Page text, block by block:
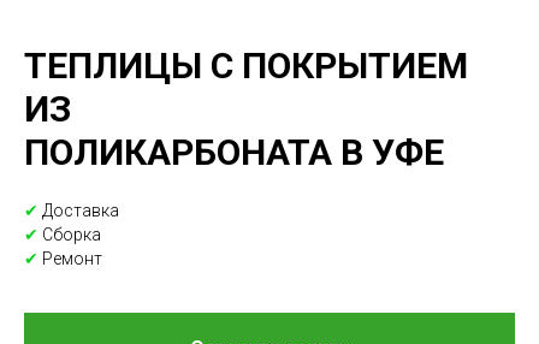
ТЕПЛИЦЫ С ПОКРЫТИЕМ
ИЗ
ПОЛИКАРБОНАТА В УФЕ
✔ Доставка
✔ Сборка
✔ Ремонт